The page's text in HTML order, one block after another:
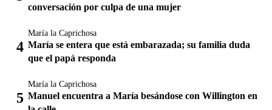
conversación por culpa de una mujer
María la Caprichosa
María se entera que está embarazada; su familia duda
que el papá responda
María la Caprichosa
Manuel encuentra a María besándose con Willington en